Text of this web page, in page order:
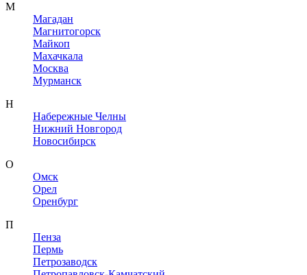
М
Магадан
Магнитогорск
Майкоп
Махачкала
Москва
Мурманск
Н
Набережные Челны
Нижний Новгород
Новосибирск
О
Омск
Орел
Оренбург
П
Пенза
Пермь
Петрозаводск